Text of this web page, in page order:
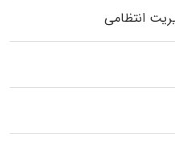
انتظامی